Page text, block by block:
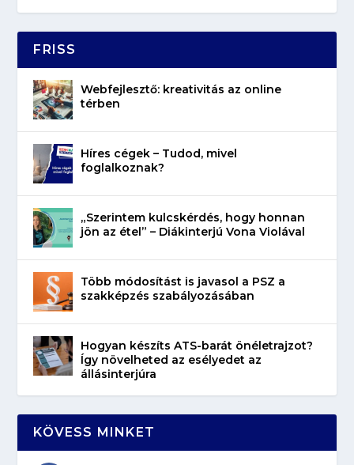
FRISS
Webfejlesztő: kreativitás az online
térben
Híres cégek – Tudod, mivel
foglalkoznak?
„Szerintem kulcskérdés, hogy honnan
jön az étel” – Diákinterjú Vona Violával
Több módosítást is javasol a PSZ a
szakképzés szabályozásában
Hogyan készíts ATS-barát önéletrajzot?
Így növelheted az esélyedet az
állásinterjúra
KÖVESS MINKET